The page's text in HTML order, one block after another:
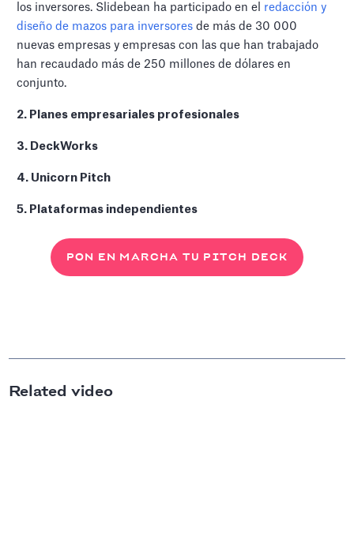
los inversores. Slidebean ha participado en el redacción y
diseño de mazos para inversores de más de 30 000
nuevas empresas y empresas con las que han trabajado
han recaudado más de 250 millones de dólares en
conjunto.
2. Planes empresariales profesionales
3. DeckWorks
4. Unicorn Pitch
5. Plataformas independientes
PON EN MARCHA TU PITCH DECK
Related video